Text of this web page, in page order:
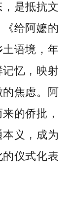
是抵抗文
给阿嬷的
语境，年
忆，映射
焦虑。阿
的侨批，
义，成为
仪式化表